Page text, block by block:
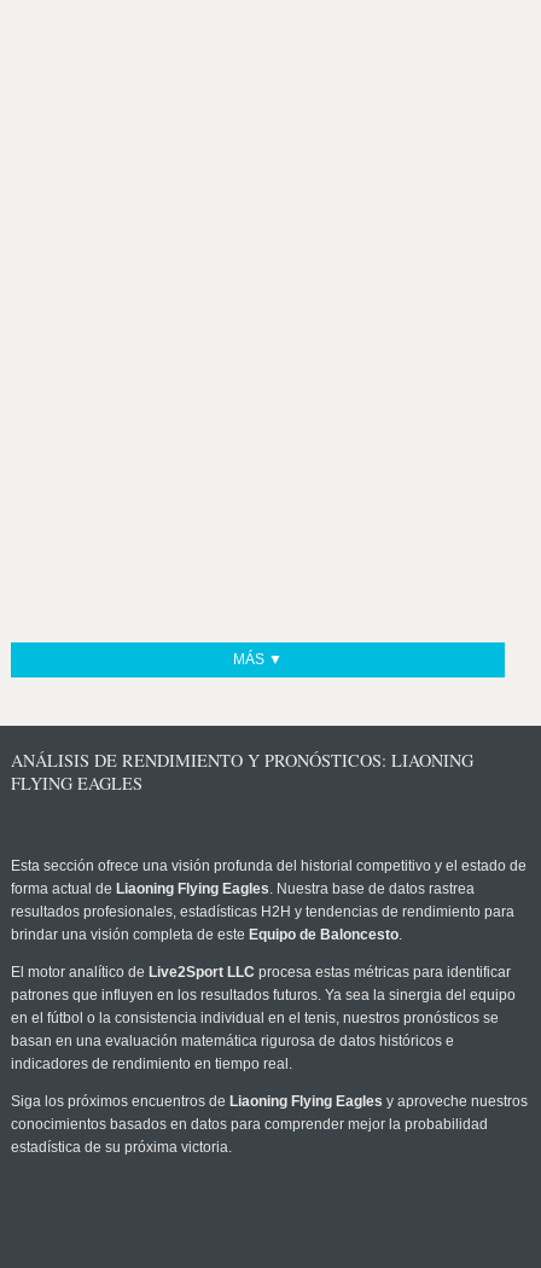
MÁS ▼
ANÁLISIS DE RENDIMIENTO Y PRONÓSTICOS: LIAONING
FLYING EAGLES
Esta sección ofrece una visión profunda del historial competitivo y el estado de
forma actual de Liaoning Flying Eagles. Nuestra base de datos rastrea
resultados profesionales, estadísticas H2H y tendencias de rendimiento para
brindar una visión completa de este Equipo de Baloncesto.
El motor analítico de Live2Sport LLC procesa estas métricas para identificar
patrones que influyen en los resultados futuros. Ya sea la sinergia del equipo
en el fútbol o la consistencia individual en el tenis, nuestros pronósticos se
basan en una evaluación matemática rigurosa de datos históricos e
indicadores de rendimiento en tiempo real.
Siga los próximos encuentros de Liaoning Flying Eagles y aproveche nuestros
conocimientos basados en datos para comprender mejor la probabilidad
estadística de su próxima victoria.